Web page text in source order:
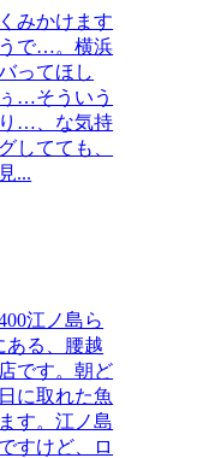
みかけます
で…。横浜
ってほし
…そういう
…、な気持
してても、
...
江ノ島ら
ある、腰越
です。朝ど
に取れた魚
す。江ノ島
すけど、ロ